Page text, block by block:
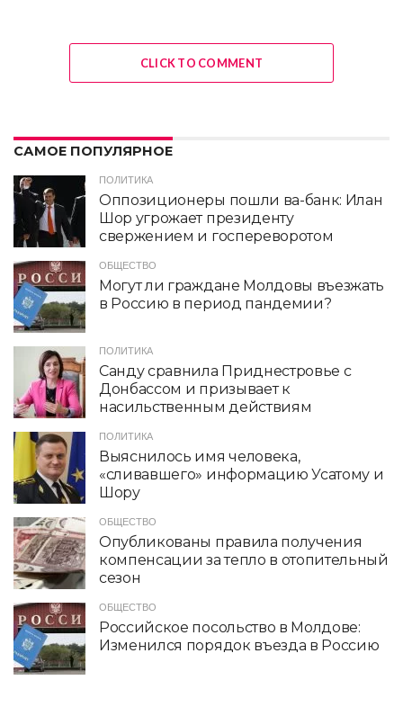
CLICK TO COMMENT
САМОЕ ПОПУЛЯРНОЕ
ПОЛИТИКА
Оппозиционеры пошли ва-банк: Илан
Шор угрожает президенту
свержением и госпереворотом
ОБЩЕСТВО
Могут ли граждане Молдовы въезжать
в Россию в период пандемии?
ПОЛИТИКА
Санду сравнила Приднестровье с
Донбассом и призывает к
насильственным действиям
ПОЛИТИКА
Выяснилось имя человека,
«сливавшего» информацию Усатому и
Шору
ОБЩЕСТВО
Опубликованы правила получения
компенсации за тепло в отопительный
сезон
ОБЩЕСТВО
Российское посольство в Молдове:
Изменился порядок въезда в Россию